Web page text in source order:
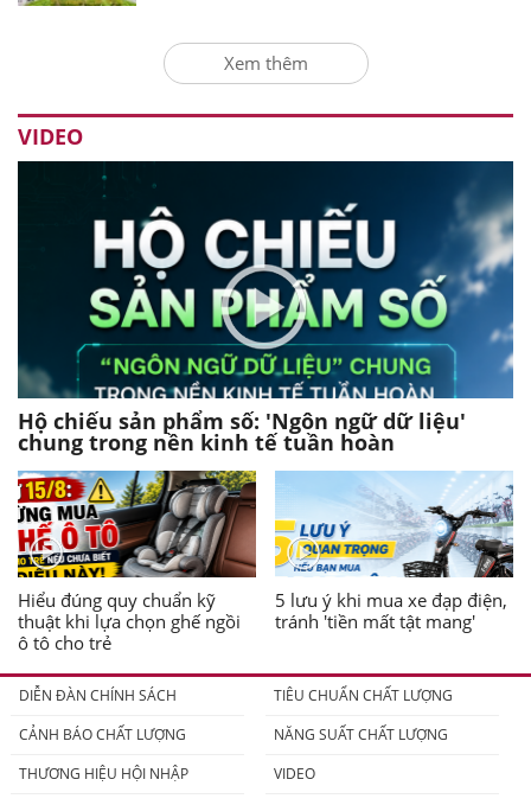
Xem thêm
VIDEO
Hộ chiếu sản phẩm số: 'Ngôn ngữ dữ liệu'
chung trong nền kinh tế tuần hoàn
Hiểu đúng quy chuẩn kỹ
thuật khi lựa chọn ghế ngồi
ô tô cho trẻ
5 lưu ý khi mua xe đạp điện,
tránh 'tiền mất tật mang'
DIỄN ĐÀN CHÍNH SÁCH
TIÊU CHUẨN CHẤT LƯỢNG
CẢNH BÁO CHẤT LƯỢNG
NĂNG SUẤT CHẤT LƯỢNG
THƯƠNG HIỆU HỘI NHẬP
VIDEO